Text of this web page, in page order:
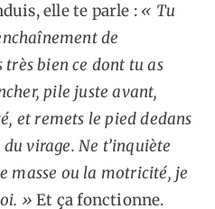
elle te parle : « Tu
de
très bien ce dont tu as
pile juste avant,
et remets le pied dedans
virage. Ne t’inquiète
masse ou la motricité, je
» Et ça fonctionne.